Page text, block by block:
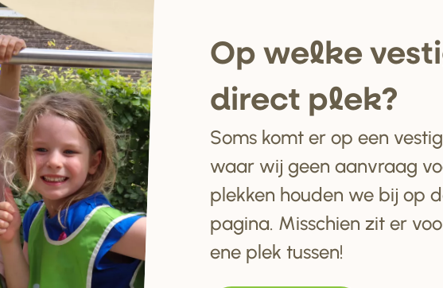
Op welke ves
direct plek?
Soms komt er op een
waar wij geen aanvraag
plekken houden we bij op
pagina. Misschien zit er
ene plek tussen!